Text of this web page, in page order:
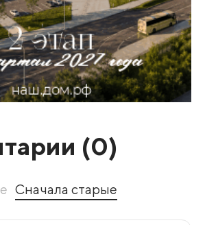
(0)
Сначала старые